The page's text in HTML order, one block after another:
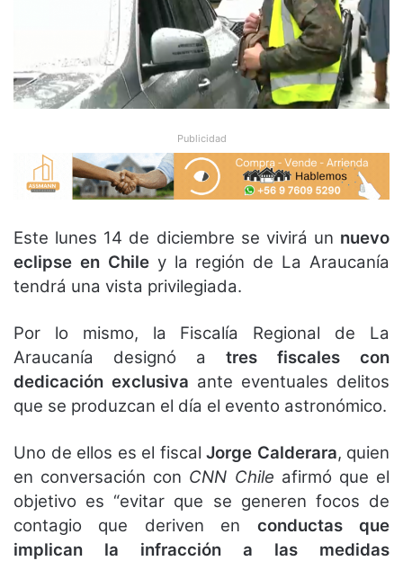
Publicidad
Este lunes 14 de diciembre se vivirá un nuevo
eclipse en Chiley la región de La Araucanía
tendrá una vista privilegiada.
Por lo mismo, la Fiscalía Regional de La
Araucanía designó a tres fiscales con
dedicación exclusiva ante eventuales delitos
que se produzcan el día el evento astronómico.
Uno de ellos es el fiscal Jorge Calderara, quien
en conversación con CNN Chile afirmó que el
objetivo es “evitar que se generen focos de
contagio que deriven en conductas que
implican la infracción a las medidas